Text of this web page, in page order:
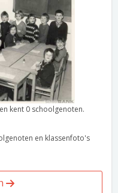
kent 0 schoolgenoten.
en klassenfoto's